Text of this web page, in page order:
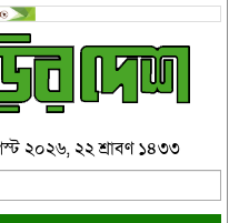
২০২৬, ২২ শ্রাবণ ১৪৩৩